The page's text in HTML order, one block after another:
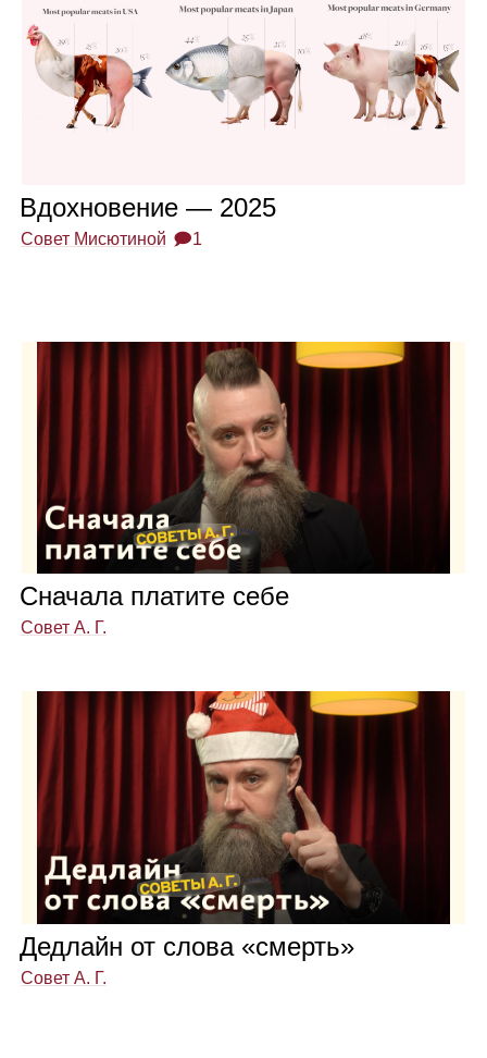
Вдох­но­ве­ние — 2025
Совет Мисютиной 🗩1
Сна­чала пла­тите себе
Совет А. Г.
Дед­лайн от слова «смерть»
Совет А. Г.